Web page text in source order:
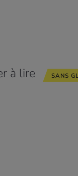
à lire SANS